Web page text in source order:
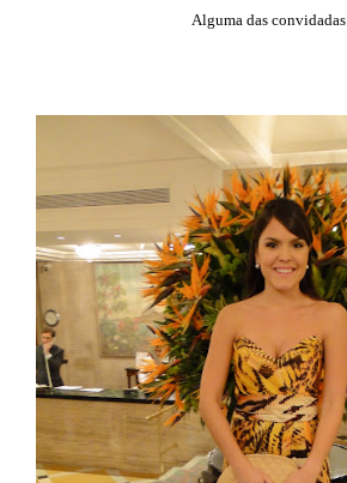
Alguma das convidadas